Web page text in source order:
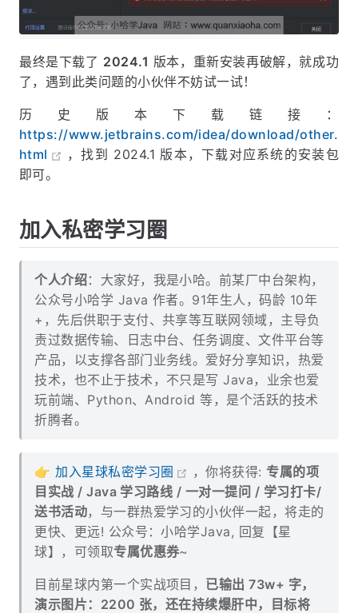
最终是下载了 2024.1 版本，重新安装再破解，就成功
了，遇到此类问题的小伙伴不妨试一试！
历史版本下载链接：
https://www.jetbrains.com/idea/download/other.
html
，找到 2024.1 版本，下载对应系统的安装包
即可。
加入私密学习圈
个人介绍：大家好，我是小哈。前某厂中台架构，
公众号小哈学 Java 作者。91年生人，码龄 10年
+，先后供职于支付、共享等互联网领域，主导负
责过数据传输、日志中台、任务调度、文件平台等
产品，以支撑各部门业务线。爱好分享知识，热爱
技术，也不止于技术，不只是写 Java，业余也爱
玩前端、Python、Android 等，是个活跃的技术
折腾者。
👉加入星球私密学习圈 ，你将获得: 专属的项
目实战 / Java 学习路线 / 一对一提问 / 学习打卡/
送书活动，与一群热爱学习的小伙伴一起，将走的
更快、更远! 公众号：小哈学Java, 回复【星
球】，可领取专属优惠券~
目前星球内第一个实战项目， 已输出 73w+ 字，
演示图片：2200 张，还在持续爆肝中，目标将